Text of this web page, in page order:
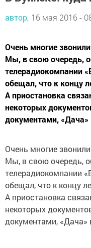
автор, 16 мая 2016 -
Очень многие
Мы, в свою очередь,
телерадиокомпании
обещал, что к концу
А приостановка
некоторых
документами, «Дача»
Очень многие
Мы, в свою очередь,
телерадиокомпании
обещал, что к концу
А приостановка
некоторых
документами, «Дача»